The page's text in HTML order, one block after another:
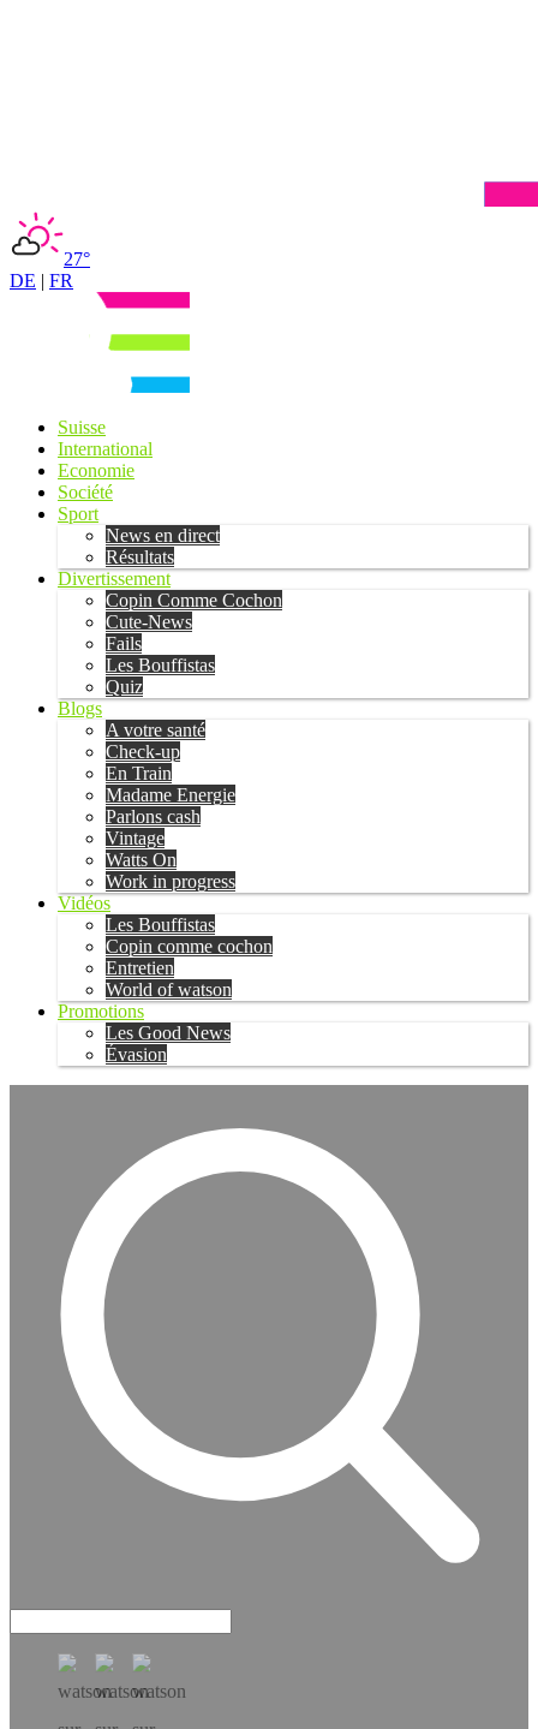
27°
DE | FR
Suisse
International
Economie
Société
Sport
News en direct
Résultats
Divertissement
Copin Comme Cochon
Cute-News
Fails
Les Bouffistas
Quiz
Blogs
A votre santé
Check-up
En Train
Madame Energie
Parlons cash
Vintage
Watts On
Work in progress
Vidéos
Les Bouffistas
Copin comme cochon
Entretien
World of watson
Promotions
Les Good News
Évasion